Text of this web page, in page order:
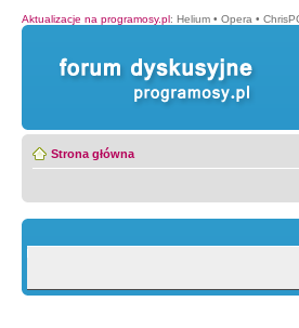
Aktualizacje na programosy.pl: Helium • Opera •
Strona główna